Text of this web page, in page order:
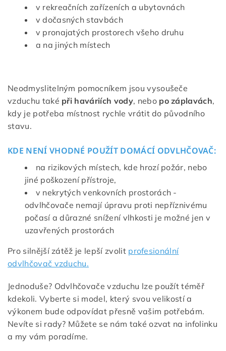
v rekreačních zařízeních a ubytovnách
v dočasných stavbách
v pronajatých prostorech všeho druhu
a na jiných místech
Neodmyslitelným pomocníkem jsou vysoušeče
vzduchu také při haváriích vody, nebo po záplavách,
kdy je potřeba místnost rychle vrátit do původního
stavu.
KDE NENÍ VHODNÉ POUŽÍT DOMÁCÍ ODVLHČOVAČ:
na rizikových místech, kde hrozí požár, nebo
jiné poškození přístroje,
v nekrytých venkovních prostorách -
odvlhčovače nemají úpravu proti nepříznivému
počasí a důrazné snížení vlhkosti je možné jen v
uzavřených prostorách
Pro silnější zátěž je lepší zvolit profesionální
odvlhčovač vzduchu.
Jednoduše? Odvlhčovače vzduchu lze použít téměř
kdekoli. Vyberte si model, který svou velikostí a
výkonem bude odpovídat přesně vašim potřebám.
Nevíte si rady? Můžete se nám také ozvat na infolinku
a my vám poradíme.